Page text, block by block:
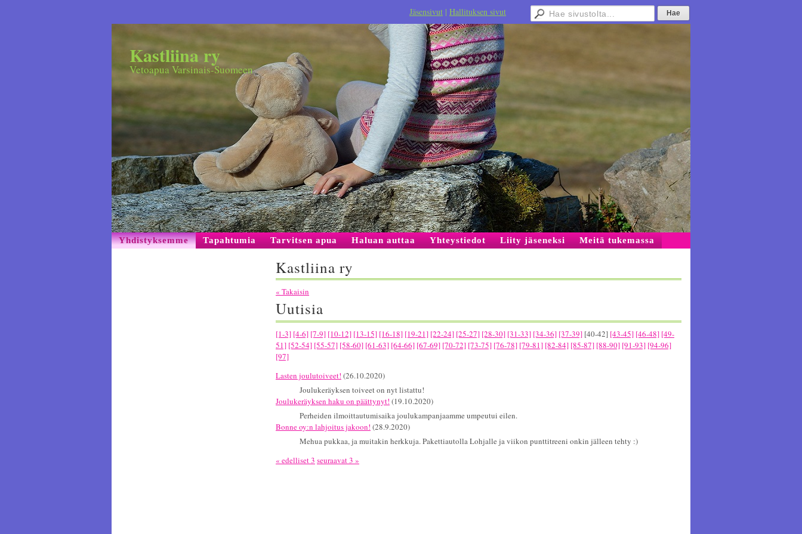
Jäsensivut | Hallituksen sivut
Kastliina ry
Vetoapua Varsinais-Suomeen
Yhdistyksemme Tapahtumia Tarvitsen apua Haluan auttaa Yhteystiedot Liity jäseneksi Meitä tukemassa
Kastliina ry
« Takaisin
Uutisia
[1-3] [4-6] [7-9] [10-12] [13-15] [16-18] [19-21] [22-24] [25-27] [28-30] [31-33] [34-36] [37-39] [40-42] [43-45] [46-48] [49-
51] [52-54] [55-57] [58-60] [61-63] [64-66] [67-69] [70-72] [73-75] [76-78] [79-81] [82-84] [85-87] [88-90] [91-93] [94-96]
[97]
Lasten joulutoiveet! (26.10.2020)
Joulukeräyksen toiveet on nyt listattu!
Joulukeräyksen haku on päättynyt! (19.10.2020)
Perheiden ilmoittautumisaika joulukampanjaamme umpeutui eilen.
Bonne oy:n lahjoitus jakoon! (28.9.2020)
Mehua pukkaa, ja muitakin herkkuja. Pakettiautolla Lohjalle ja viikon punttitreeni onkin jälleen tehty :)
« edelliset 3 seuraavat 3 »